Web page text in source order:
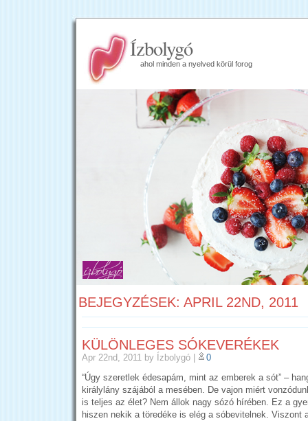
Ízbolygó
ahol minden a nyelved körül forog
BEJEGYZÉSEK: APRIL 22ND, 2011
KÜLÖNLEGES SÓKEVERÉKEK
Apr 22nd, 2011 by Ízbolygó
0
“Úgy szeretlek édesapám, mint az emberek a sót” –
királylány szájából a mesében. De vajon miért
is teljes az élet? Nem állok nagy sózó hírében. Ez a
hiszen nekik a töredéke is elég a sóbevitelnek. Viszont